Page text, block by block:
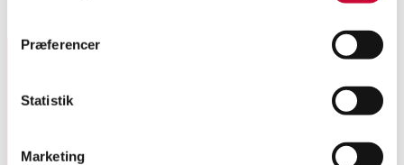
Præferencer
Statistik
Marketing
Tilmeld dig vores nyhedsbrev og modtag nyheder samt